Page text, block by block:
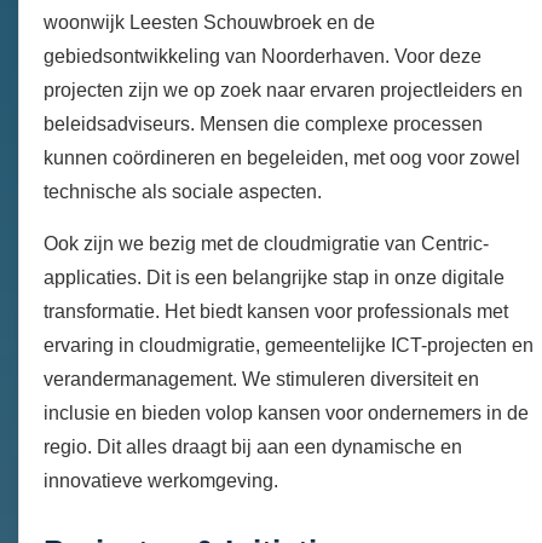
woonwijk Leesten Schouwbroek en de
gebiedsontwikkeling van Noorderhaven. Voor deze
projecten zijn we op zoek naar ervaren projectleiders en
beleidsadviseurs. Mensen die complexe processen
kunnen coördineren en begeleiden, met oog voor zowel
technische als sociale aspecten.
Ook zijn we bezig met de cloudmigratie van Centric-
applicaties. Dit is een belangrijke stap in onze digitale
transformatie. Het biedt kansen voor professionals met
ervaring in cloudmigratie, gemeentelijke ICT-projecten en
verandermanagement. We stimuleren diversiteit en
inclusie en bieden volop kansen voor ondernemers in de
regio. Dit alles draagt bij aan een dynamische en
innovatieve werkomgeving.